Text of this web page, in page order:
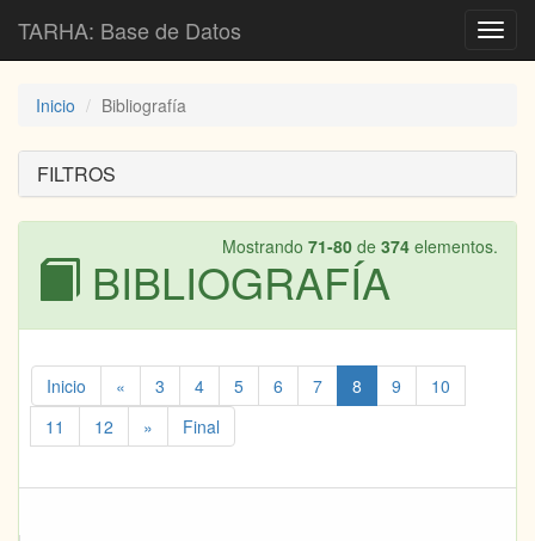
TARHA: Base de Datos
Inicio Bibliografía
FILTROS
Mostrando 71-80 de 374 elementos.
BIBLIOGRAFÍA
Inicio « 3 4 5 6 7 8 9
10
11
12 » Final